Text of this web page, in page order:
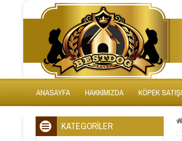
ANASAYFA HAKKIMIZDA KÖPEK SATIŞI
KATEGORİLER